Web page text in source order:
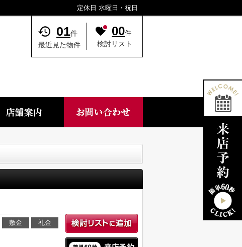
定休日 水曜日・祝日
01件
最近見た物件
00件
検討リスト
敷金 礼金